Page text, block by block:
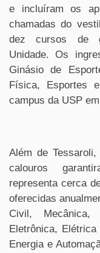
e incluíram os
chamadas do
dez cursos de
Unidade. Os
Ginásio de
Física, Esportes
campus da USP
Além de
calouros
representa cerca
oferecidas
Civil,
Eletrônica,
Energia e